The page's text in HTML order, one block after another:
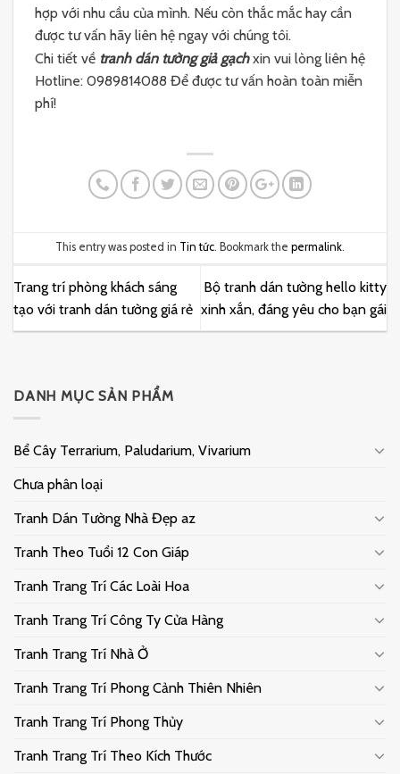
hợp với nhu cầu của mình. Nếu còn thắc mắc hay cần
được tư vấn hãy liên hệ ngay với chúng tôi.
Chi tiết về tranh dán tường giả gạchxin vui lòng liên hệ
Hotline: 0989814088 Để được tư vấn hoàn toàn miễn
phí!
This entry was posted in Tin tức. Bookmark the permalink.
Trang trí phòng khách sáng
tạo với tranh dán tường giá rẻ
Bộ tranh dán tường hello kitty
xinh xắn, đáng yêu cho bạn gái
DANH MỤC SẢN PHẨM
Bể Cây Terrarium, Paludarium, Vivarium
Chưa phân loại
Tranh Dán Tường Nhà Đẹp az
Tranh Theo Tuổi 12 Con Giáp
Tranh Trang Trí Các Loài Hoa
Tranh Trang Trí Công Ty Cửa Hàng
Tranh Trang Trí Nhà Ở
Tranh Trang Trí Phong Cảnh Thiên Nhiên
Tranh Trang Trí Phong Thủy
Tranh Trang Trí Theo Kích Thước